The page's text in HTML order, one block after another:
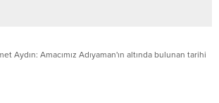
Aydın: Amacımız Adıyaman'ın altında bulunan tarihi